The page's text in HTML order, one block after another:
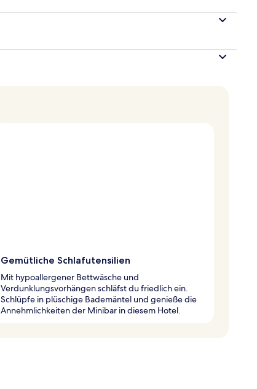
Gemütliche Schlafutensilien
Mit hypoallergener Bettwäsche und
Verdunklungsvorhängen schläfst du friedlich ein.
Schlüpfe in plüschige Bademäntel und genieße die
Annehmlichkeiten der Minibar in diesem Hotel.